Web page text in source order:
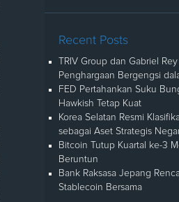
Recent Posts
TRIV Group dan Gabriel
Penghargaan Bergengsi
FED Pertahankan Suku
Hawkish Tetap Kuat
Korea Selatan Resmi
sebagai Aset Strategis
Bitcoin Tutup Kuartal ke-3
Beruntun
Bank Raksasa Jepang
Stablecoin Bersama